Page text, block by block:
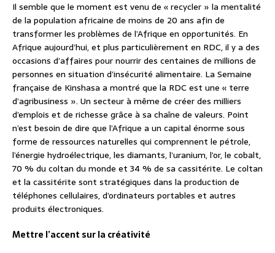
Il semble que le moment est venu de « recycler » la mentalité
de la population africaine de moins de 20 ans afin de
transformer les problèmes de l’Afrique en opportunités. En
Afrique aujourd’hui, et plus particulièrement en RDC, il y a des
occasions d’affaires pour nourrir des centaines de millions de
personnes en situation d’insécurité alimentaire. La Semaine
française de Kinshasa a montré que la RDC est une « terre
d’agribusiness ». Un secteur à même de créer des milliers
d’emplois et de richesse grâce à sa chaîne de valeurs. Point
n’est besoin de dire que l’Afrique a un capital énorme sous
forme de ressources naturelles qui comprennent le pétrole,
l’énergie hydroélectrique, les diamants, l’uranium, l’or, le cobalt,
70 % du coltan du monde et 34 % de sa cassitérite. Le coltan
et la cassitérite sont stratégiques dans la production de
téléphones cellulaires, d’ordinateurs portables et autres
produits électroniques.
Mettre l’accent sur la créativité